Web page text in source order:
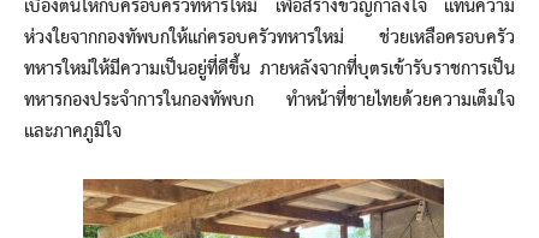
เบื้องต้นให้กับครอบครัวทหารใหม่ เพื่อสร้างขวัญกำลังใจ แทนความ
ห่วงใยจากกองทัพบกให้แก่ครอบครัวทหารใหม่ ช่วยเหลือครอบครัว
ทหารใหม่ให้มีความเป็นอยู่ที่ดีขึ้น ภายหลังจากที่บุตรเข้ารับราชการเป็น
ทหารกองประจำการในกองทัพบก ทำหน้าที่ชายไทยด้วยความเต็มใจ
และภาคภูมิใจ